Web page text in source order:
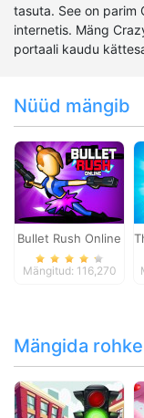
tasuta. See on parim
internetis. Mäng
portaali kaudu
Nüüd mängib
Bullet Rush Online
Mängitud: 116,270
Mängida